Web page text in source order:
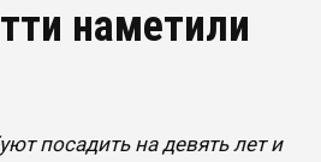
наметили
посадить на девять лет и